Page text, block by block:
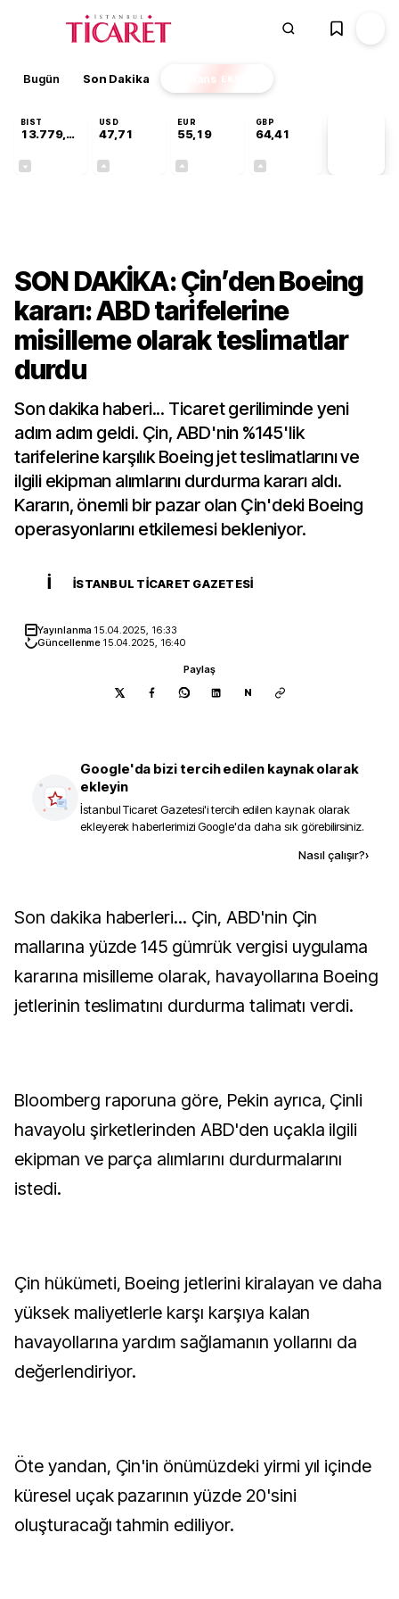
Bugün Son Dakika Finans EKSTRA
BIST
13.779,39
USD
47,71
EUR
55,19
GBP
64,41
SON DAKİKA: Çin’den Boeing
kararı: ABD tarifelerine
misilleme olarak teslimatlar
durdu
Son dakika haberi... Ticaret geriliminde yeni
adım adım geldi. Çin, ABD'nin %145'lik
tarifelerine karşılık Boeing jet teslimatlarını ve
ilgili ekipman alımlarını durdurma kararı aldı.
Kararın, önemli bir pazar olan Çin'deki Boeing
operasyonlarını etkilemesi bekleniyor.
İ İSTANBUL TICARET GAZETESI
Yayınlanma 15.04.2025, 16:33
Güncellenme 15.04.2025, 16:40
Paylaş
N
Google'da bizi tercih edilen kaynak olarak
ekleyin
İstanbul Ticaret Gazetesi'i tercih edilen kaynak olarak
ekleyerek haberlerimizi Google'da daha sık görebilirsiniz.
Nasıl çalışır?›
Son dakika haberleri... Çin, ABD'nin Çin
mallarına yüzde 145 gümrük vergisi uygulama
kararına misilleme olarak, havayollarına Boeing
jetlerinin teslimatını durdurma talimatı verdi.
Bloomberg raporuna göre, Pekin ayrıca, Çinli
havayolu şirketlerinden ABD'den uçakla ilgili
ekipman ve parça alımlarını durdurmalarını
istedi.
Çin hükümeti, Boeing jetlerini kiralayan ve daha
yüksek maliyetlerle karşı karşıya kalan
havayollarına yardım sağlamanın yollarını da
değerlendiriyor.
Öte yandan, Çin'in önümüzdeki yirmi yıl içinde
küresel uçak pazarının yüzde 20'sini
oluşturacağı tahmin ediliyor.